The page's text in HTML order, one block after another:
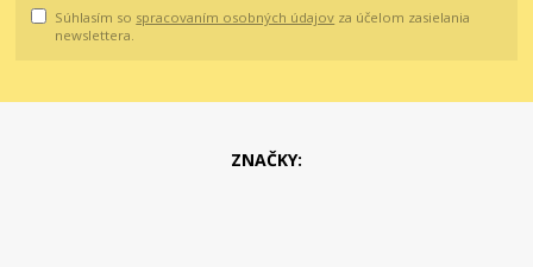
Súhlasím so spracovaním osobných údajov za účelom zasielania
newslettera.
ZNAČKY: